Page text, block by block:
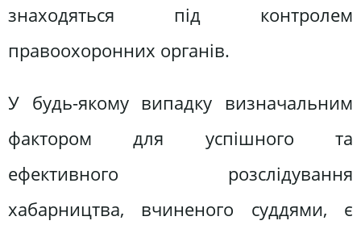
знаходяться під контролем
правоохоронних органів.
У будь-якому випадку визначальним
фактором для успішного та
ефективного розслідування
хабарництва, вчиненого суддями, є